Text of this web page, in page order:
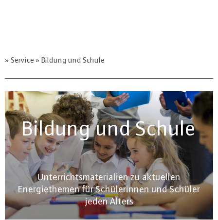
Service Bildung und Schule
Bildung und Schule
Unterrichtsmaterialien zu aktuellen
Energiethemen für Schülerinnen und Schüler
jeden Alters